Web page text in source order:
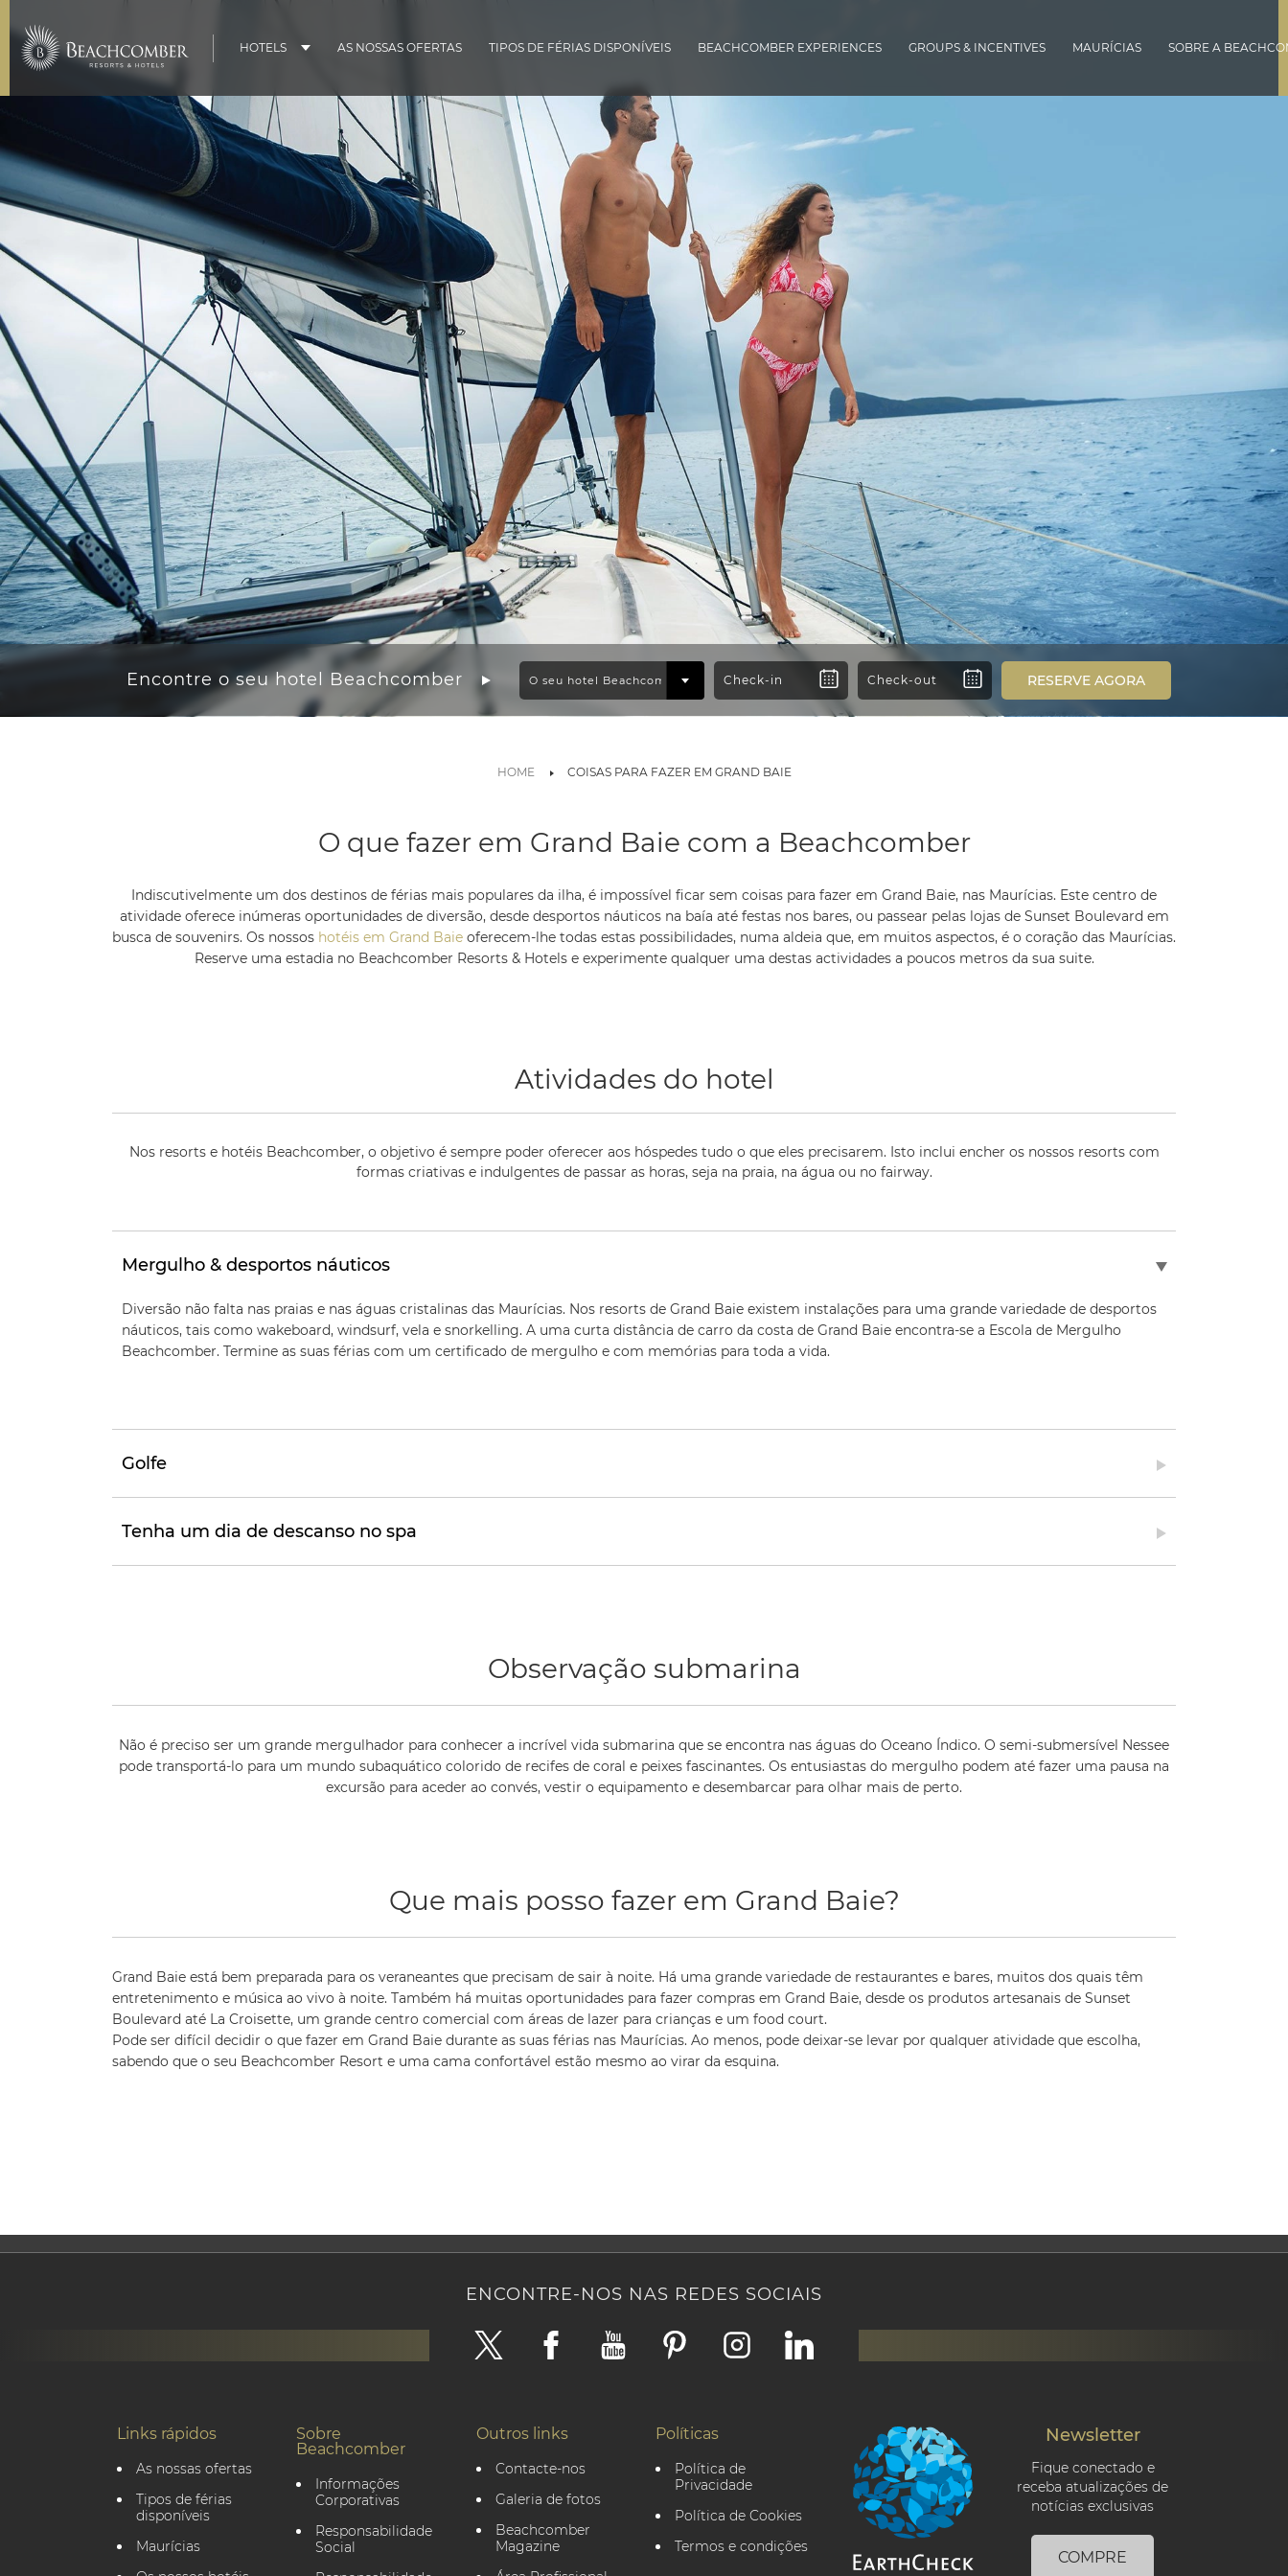
HOTELS AS NOSSAS OFERTAS TIPOS DE FÉRIAS DISPONÍVEIS BEACHCOMBER EXPERIENCES GROUPS & INCENTIVES MAURÍCIAS SOBRE A
Encontre o seu hotel Beachcomber RESERVE AGORA
HOME COISAS PARA FAZER EM GRAND BAIE
O que fazer em Grand Baie com a Beachcomber
Indiscutivelmente um dos destinos de férias mais populares da ilha, é impossível ficar sem coisas para fazer em Grand Baie, nas Maurícias. Este centro de
atividade oferece inúmeras oportunidades de diversão, desde desportos náuticos na baía até festas nos bares, ou passear pelas lojas de Sunset Boulevard em
busca de souvenirs. Os nossos hotéis em Grand Baie oferecem-lhe todas estas possibilidades, numa aldeia que, em muitos aspectos, é o coração das Maurícias.
Reserve uma estadia no Beachcomber Resorts & Hotels e experimente qualquer uma destas actividades a poucos metros da sua suite.
Atividades do hotel
Nos resorts e hotéis Beachcomber, o objetivo é sempre poder oferecer aos hóspedes tudo o que eles precisarem. Isto inclui encher os nossos resorts com
formas criativas e indulgentes de passar as horas, seja na praia, na água ou no fairway.
Mergulho & desportos náuticos
Diversão não falta nas praias e nas águas cristalinas das Maurícias. Nos resorts de Grand Baie existem instalações para uma grande variedade de desportos
náuticos, tais como wakeboard, windsurf, vela e snorkelling. A uma curta distância de carro da costa de Grand Baie encontra-se a Escola de Mergulho
Beachcomber. Termine as suas férias com um certificado de mergulho e com memórias para toda a vida.
Golfe
Tenha um dia de descanso no spa
Observação submarina
Não é preciso ser um grande mergulhador para conhecer a incrível vida submarina que se encontra nas águas do Oceano Índico. O semi-submersível Nessee
pode transportá-lo para um mundo subaquático colorido de recifes de coral e peixes fascinantes. Os entusiastas do mergulho podem até fazer uma pausa na
excursão para aceder ao convés, vestir o equipamento e desembarcar para olhar mais de perto.
Que mais posso fazer em Grand Baie?
Grand Baie está bem preparada para os veraneantes que precisam de sair à noite. Há uma grande variedade de restaurantes e bares, muitos dos quais têm
entretenimento e música ao vivo à noite. Também há muitas oportunidades para fazer compras em Grand Baie, desde os produtos artesanais de Sunset
Boulevard até La Croisette, um grande centro comercial com áreas de lazer para crianças e um food court.
Pode ser difícil decidir o que fazer em Grand Baie durante as suas férias nas Maurícias. Ao menos, pode deixar-se levar por qualquer atividade que escolha,
sabendo que o seu Beachcomber Resort e uma cama confortável estão mesmo ao virar da esquina.
ENCONTRE-NOS NAS REDES SOCIAIS
Links rápidos
As nossas ofertas
Tipos de férias
disponíveis
Maurícias
Sobre
Beachcomber
Informações
Corporativas
Responsabilidade
Social
Outros links
Contacte-nos
Galeria de fotos
Beachcomber
Magazine
Políticas
Política de
Privacidade
Política de Cookies
Termos e condições
Newsletter
Fique conectado e
receba atualizações de
notícias exclusivas
COMPRE